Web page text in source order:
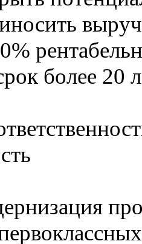
более 20